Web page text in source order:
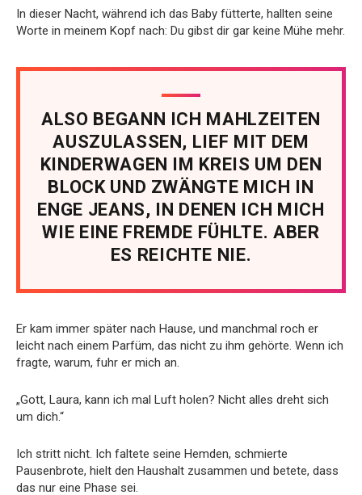
In dieser Nacht, während ich das Baby fütterte, hallten seine
Worte in meinem Kopf nach: Du gibst dir gar keine Mühe mehr.
ALSO BEGANN ICH MAHLZEITEN
AUSZULASSEN, LIEF MIT DEM
KINDERWAGEN IM KREIS UM DEN
BLOCK UND ZWÄNGTE MICH IN
ENGE JEANS, IN DENEN ICH MICH
WIE EINE FREMDE FÜHLTE. ABER
ES REICHTE NIE.
Er kam immer später nach Hause, und manchmal roch er
leicht nach einem Parfüm, das nicht zu ihm gehörte. Wenn ich
fragte, warum, fuhr er mich an.
„Gott, Laura, kann ich mal Luft holen? Nicht alles dreht sich
um dich.“
Ich stritt nicht. Ich faltete seine Hemden, schmierte
Pausenbrote, hielt den Haushalt zusammen und betete, dass
das nur eine Phase sei.